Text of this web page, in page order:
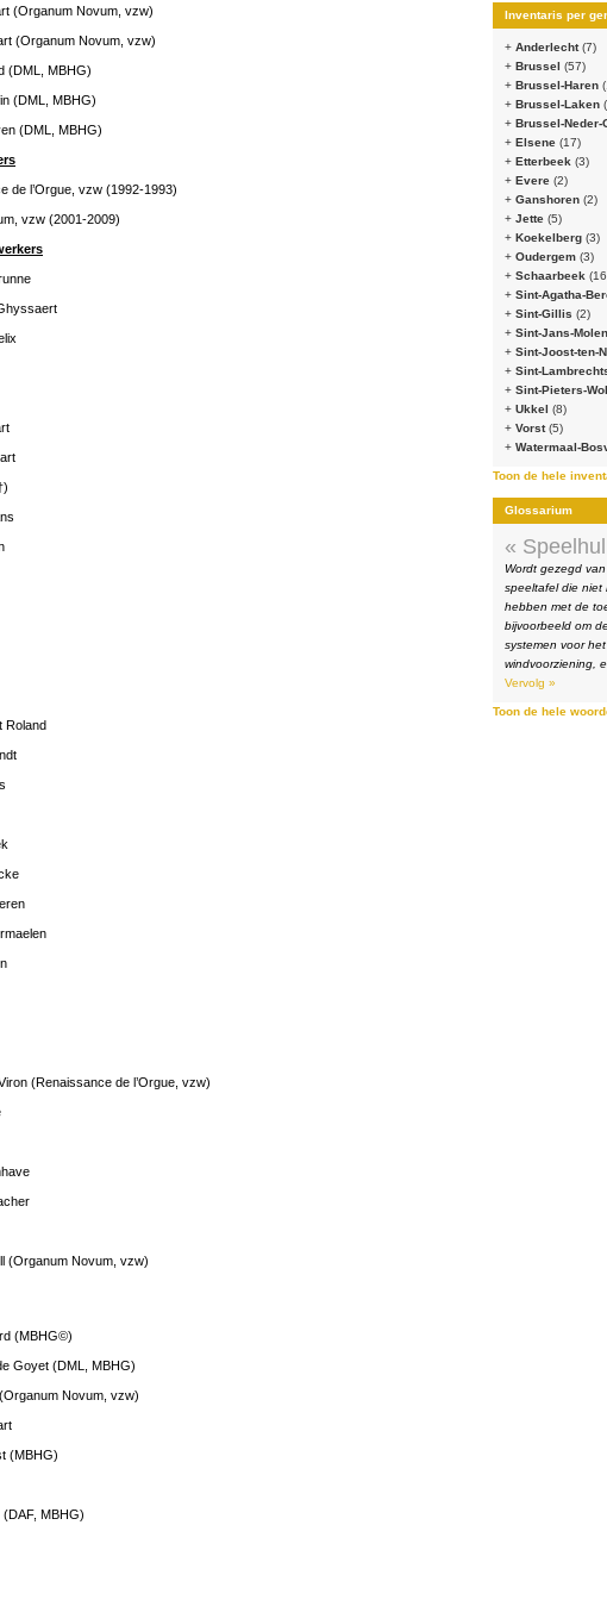
(Organum Novum, vzw)
(Organum Novum, vzw)
(DML, MBHG)
(DML, MBHG)
(DML, MBHG)
de l’Orgue, vzw (1992-1993)
vzw (2001-2009)
Roland
(Renaissance de l’Orgue, vzw)
(Organum Novum, vzw)
(MBHG©)
Goyet (DML, MBHG)
Novum, vzw)
(MBHG)
(DAF, MBHG)
Inventaris per
+ Anderlecht(7)
+ Brussel (57)
+ Brussel-Haren
+ Brussel-Laken
+ Brussel-
+ Elsene (17)
+ Etterbeek (3)
+ Evere (2)
+ Ganshoren (2)
+ Jette (5)
+ Koekelberg (3)
+ Oudergem (3)
+ Schaarbeek
+ Sint-Agatha-
+ Sint-Gillis (2)
+ Sint-Jans-
+ Sint-Joost-ten-
+ Sint-
+ Sint-Pieters-
+ Ukkel (8)
+ Vorst(5)
+ Watermaal-
Toon de hele
Glossarium
«
Wordt gezegd
speeltafel die niet
hebben met de
bijvoorbeeld om
systemen voor
windvoorziening,
Vervolg »
Toon de hele